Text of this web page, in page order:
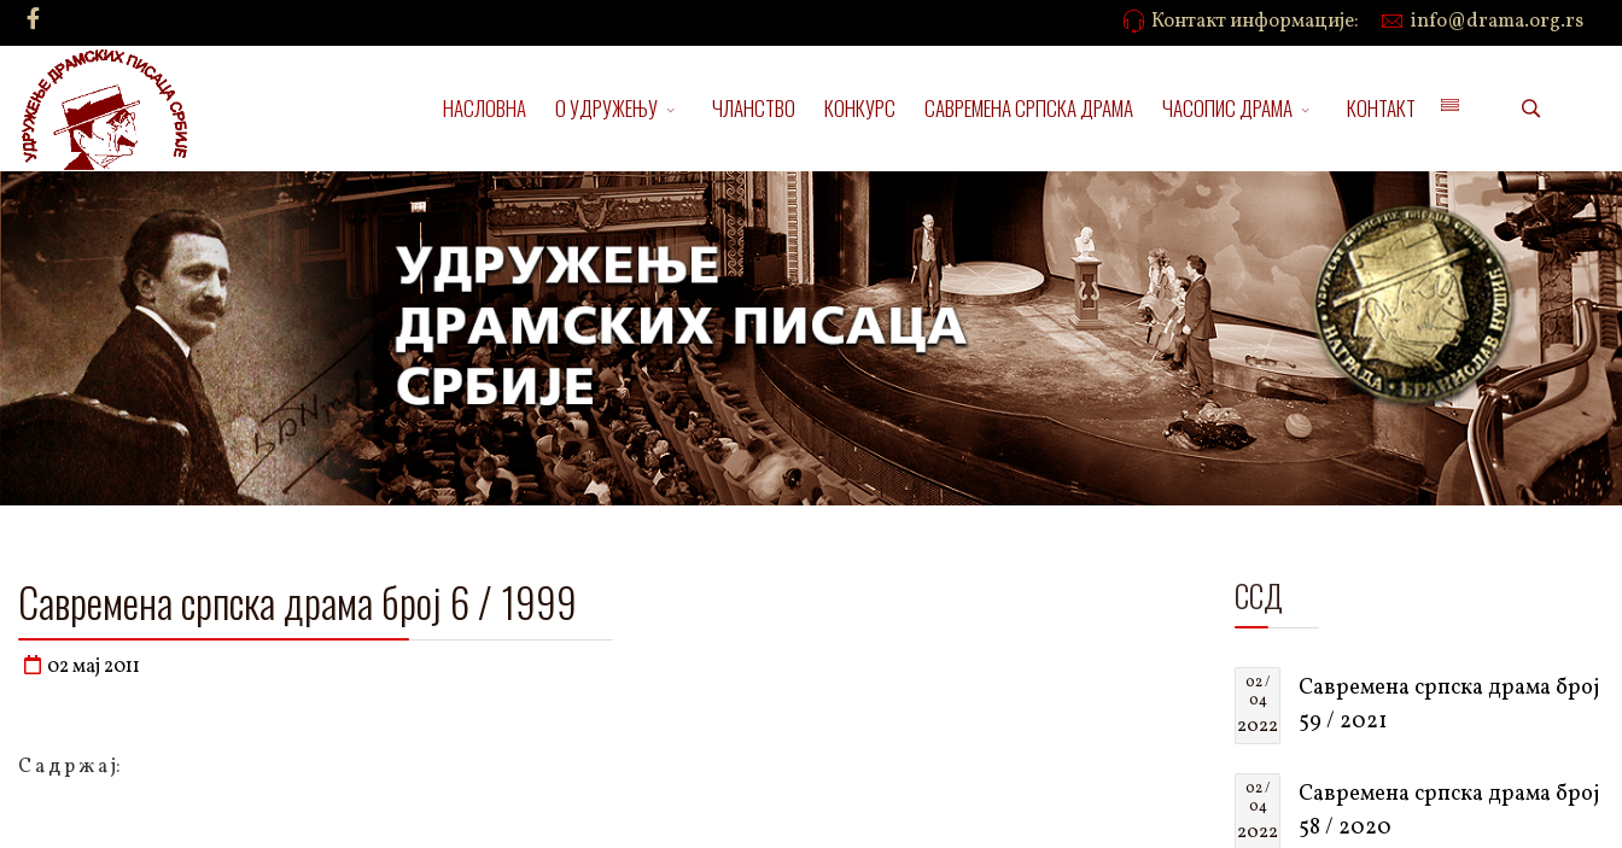
Контакт информације: info@drama.org.rs
НАСЛОВНА О УДРУЖЕЊУ ЧЛАНСТВО КОНКУРС САВРЕМЕНА СРПСКА ДРАМА ЧАСОПИС ДРАМА КОНТАКТ
Савремена српска драма број 6 / 1999
02 мај 2011
С а д р ж а ј:
ССД
02 /
04
2022
Савремена српска драма број
59 / 2021
02 /
04
2022
Савремена српска драма број
58 / 2020